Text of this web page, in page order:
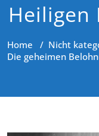
Heiligen
Home / Nicht
Die geheimen